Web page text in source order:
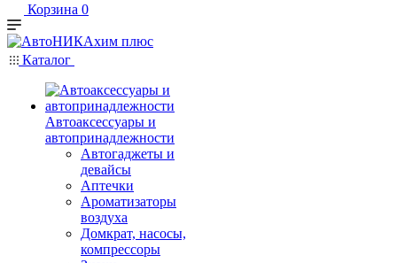
Корзина 0
Каталог
Автоаксессуары и
автопринадлежности
Автогаджеты и
девайсы
Аптечки
Ароматизаторы
воздуха
Домкрат, насосы,
компрессоры